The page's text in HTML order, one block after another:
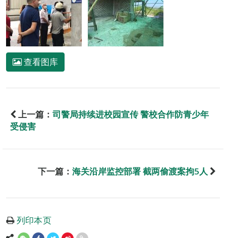
查看图库
上一篇： 司警局持续进校园宣传 警校合作防青少年
受侵害
下一篇： 海关沿岸监控部署 截两偷渡案拘5人
列印本页